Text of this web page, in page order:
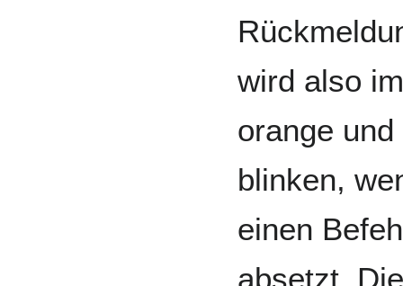
wird also
orange und
blinken,
einen
absetzt.